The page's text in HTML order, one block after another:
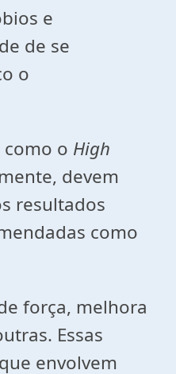
e
de se
o
o High
devem
resultados
como
força, melhora
Essas
envolvem